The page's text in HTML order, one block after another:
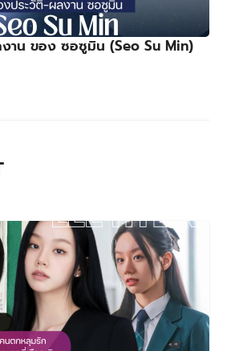
าน ของ ซอซูมิน (Seo Su Min)